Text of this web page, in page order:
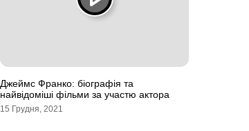
Джеймс Франко: біографія та
найвідоміші фільми за участю актора
15 Грудня, 2021